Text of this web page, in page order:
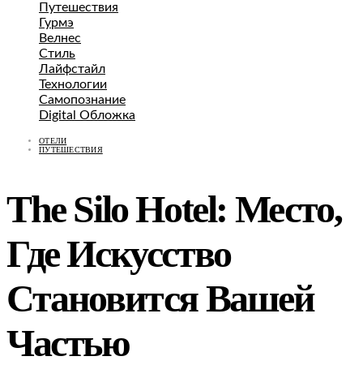
Путешествия
Гурмэ
Велнес
Стиль
Лайфстайл
Технологии
Самопознание
Digital Обложка
ОТЕЛИ
ПУТЕШЕСТВИЯ
The Silo Hotel: Место,
Где Искусство
Становится Вашей
Частью